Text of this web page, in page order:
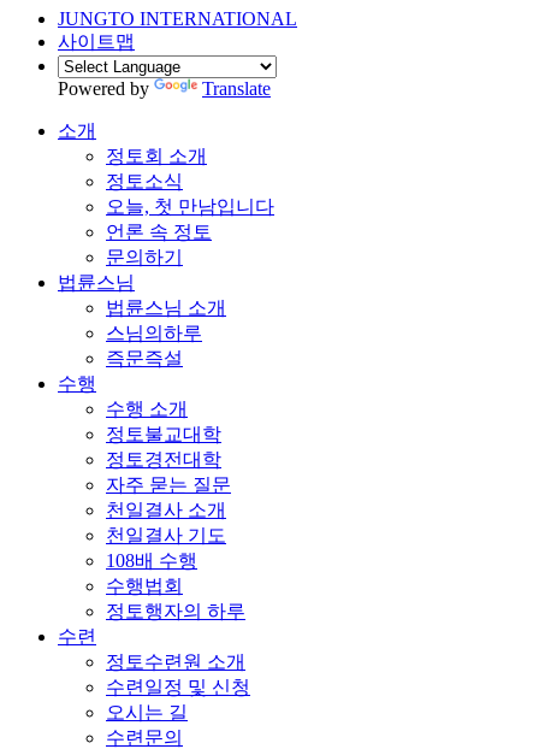
JUNGTO INTERNATIONAL
사이트맵
Powered by Translate
소개
정토회 소개
정토소식
오늘, 첫 만남입니다
언론 속 정토
문의하기
법륜스님
법륜스님 소개
스님의하루
즉문즉설
수행
수행 소개
정토불교대학
정토경전대학
자주 묻는 질문
천일결사 소개
천일결사 기도
108배 수행
수행법회
정토행자의 하루
수련
정토수련원 소개
수련일정 및 신청
오시는 길
수련문의